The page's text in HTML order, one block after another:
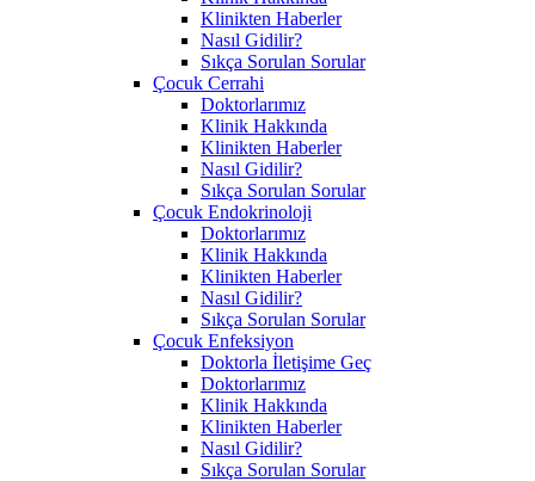
Klinikten Haberler
Nasıl Gidilir?
Sıkça Sorulan Sorular
Çocuk Cerrahi
Doktorlarımız
Klinik Hakkında
Klinikten Haberler
Nasıl Gidilir?
Sıkça Sorulan Sorular
Çocuk Endokrinoloji
Doktorlarımız
Klinik Hakkında
Klinikten Haberler
Nasıl Gidilir?
Sıkça Sorulan Sorular
Çocuk Enfeksiyon
Doktorla İletişime Geç
Doktorlarımız
Klinik Hakkında
Klinikten Haberler
Nasıl Gidilir?
Sıkça Sorulan Sorular